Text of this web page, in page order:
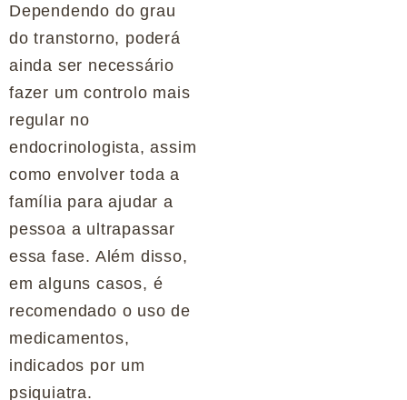
Dependendo do grau
do transtorno, poderá
ainda ser necessário
fazer um controlo mais
regular no
endocrinologista, assim
como envolver toda a
família para ajudar a
pessoa a ultrapassar
essa fase. Além disso,
em alguns casos, é
recomendado o uso de
medicamentos,
indicados por um
psiquiatra.